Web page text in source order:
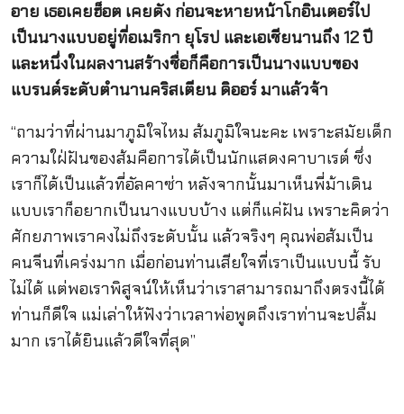
อาย เธอเคยฮ็อต เคยดัง ก่อนจะหายหน้าโกอินเตอร์ไป
เป็นนางแบบอยู่ที่อเมริกา ยุโรป และเอเชียนานถึง 12 ปี
และหนึ่งในผลงานสร้างชื่อก็คือการเป็นนางแบบของ
แบรนด์ระดับตำนานคริสเตียน ดิออร์ มาแล้วจ้า
“ถามว่าที่ผ่านมาภูมิใจไหม ส้มภูมิใจนะคะ เพราะสมัยเด็ก
ความใฝ่ฝันของส้มคือการได้เป็นนักแสดงคาบาเรต์ ซึ่ง
เราก็ได้เป็นแล้วที่อัลคาซ่า หลังจากนั้นมาเห็นพี่ม้าเดิน
แบบเราก็อยากเป็นนางแบบบ้าง แต่ก็แค่ฝัน เพราะคิดว่า
ศักยภาพเราคงไม่ถึงระดับนั้น แล้วจริงๆ คุณพ่อส้มเป็น
คนจีนที่เคร่งมาก เมื่อก่อนท่านเสียใจที่เราเป็นแบบนี้ รับ
ไม่ได้ แต่พอเราพิสูจน์ให้เห็นว่าเราสามารถมาถึงตรงนี้ได้
ท่านก็ดีใจ แม่เล่าให้ฟังว่าเวลาพ่อพูดถึงเราท่านจะปลื้ม
มาก เราได้ยินแล้วดีใจที่สุด”